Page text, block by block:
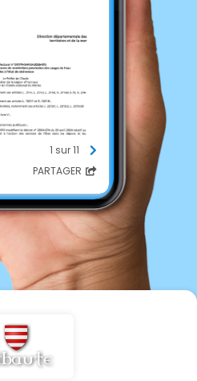
1 sur 11
PARTAGER